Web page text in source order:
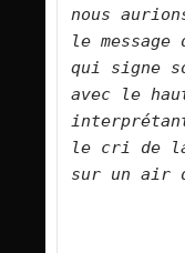
nous
le
qui signe
avec le
le cri de la
sur un